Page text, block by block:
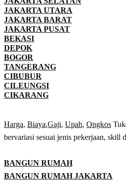
JAKARTA UTARA
JAKARTA BARAT
JAKARTA PUSAT
BEKASI
DEPOK
BOGOR
TANGERANG
CIBUBUR
CILEUNGSI
CIKARANG
Harga, Biaya,Gaji, Upah, Ongkos
bervariasi sesuai jenis pekerjaan, skill
BANGUN RUMAH
BANGUN RUMAH JAKARTA